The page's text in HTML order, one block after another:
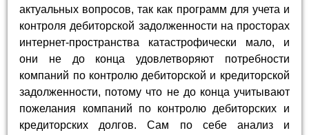
актуальных вопросов, так как программ для учета и
контроля дебиторской задолженности на просторах
интернет-пространства катастрофически мало, и
они не до конца удовлетворяют потребности
компаний по контролю дебиторской и кредиторской
задолженности, потому что не до конца учитывают
пожелания компаний по контролю дебиторских и
кредиторских долгов. Сам по себе анализ и